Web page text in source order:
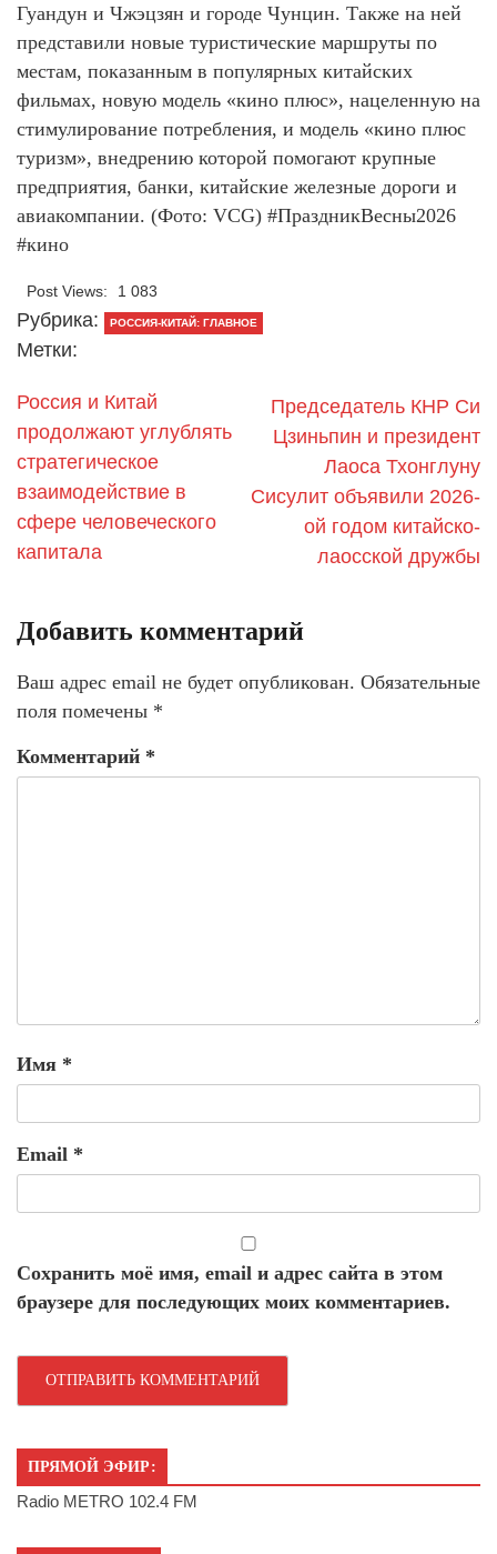
Гуандун и Чжэцзян и городе Чунцин. Также на ней
представили новые туристические маршруты по
местам, показанным в популярных китайских
фильмах, новую модель «кино плюс», нацеленную на
стимулирование потребления, и модель «кино плюс
туризм», внедрению которой помогают крупные
предприятия, банки, китайские железные дороги и
авиакомпании. (Фото: VCG) #ПраздникВесны2026
#кино
Post Views: 1 083
Рубрика: РОССИЯ-КИТАЙ: ГЛАВНОЕ
Метки:
Россия и Китай
продолжают углублять
стратегическое
взаимодействие в
сфере человеческого
капитала
Председатель КНР Си
Цзиньпин и президент
Лаоса Тхонглуну
Сисулит объявили 2026-
ой годом китайско-
лаосской дружбы
Добавить комментарий
Ваш адрес email не будет опубликован. Обязательные
поля помечены *
Комментарий *
Имя *
Email *
Сохранить моё имя, email и адрес сайта в этом
браузере для последующих моих комментариев.
ПРЯМОЙ ЭФИР:
Radio METRO 102.4 FM